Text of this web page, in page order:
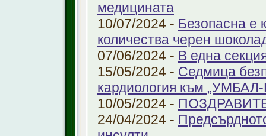
медицината
10/07/2024 - Безопасна е
количества черен
07/06/2024 - В една
15/05/2024 - Седмица
кардиология към
10/05/2024 -
24/04/2024 -